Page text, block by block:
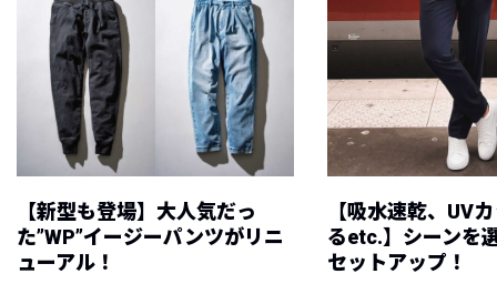
【新型も登場】大人気だっ
た”WP”イージーパンツがリニ
ューアル！
【吸水速乾、UV
るetc.】シーンを
セットアップ！